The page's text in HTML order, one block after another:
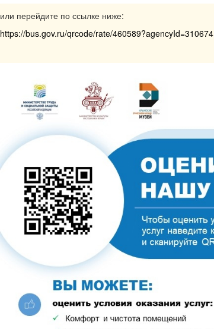
или перейдите по ссылке ниже:
https://bus.gov.ru/qrcode/rate/460589?agencyId=310674